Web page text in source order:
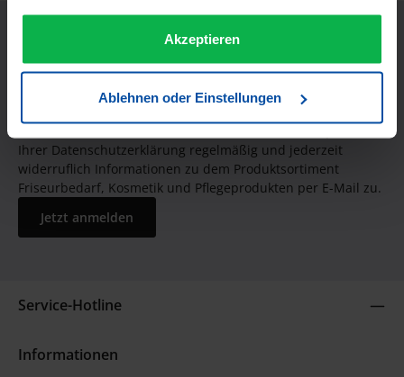
gesammelt haben.
Akzeptieren
Ablehnen oder Einstellungen
Ihrer Datenschutzerklärung regelmäßig und jederzeit
widerruflich Informationen zu dem Produktsortiment
Friseurbedarf, Kosmetik und Pflegeprodukten per E-Mail zu.
Jetzt anmelden
Service-Hotline
Informationen